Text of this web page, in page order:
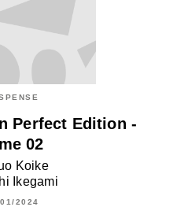
Perfect Edition -
02
Koike
Ikegami
2024